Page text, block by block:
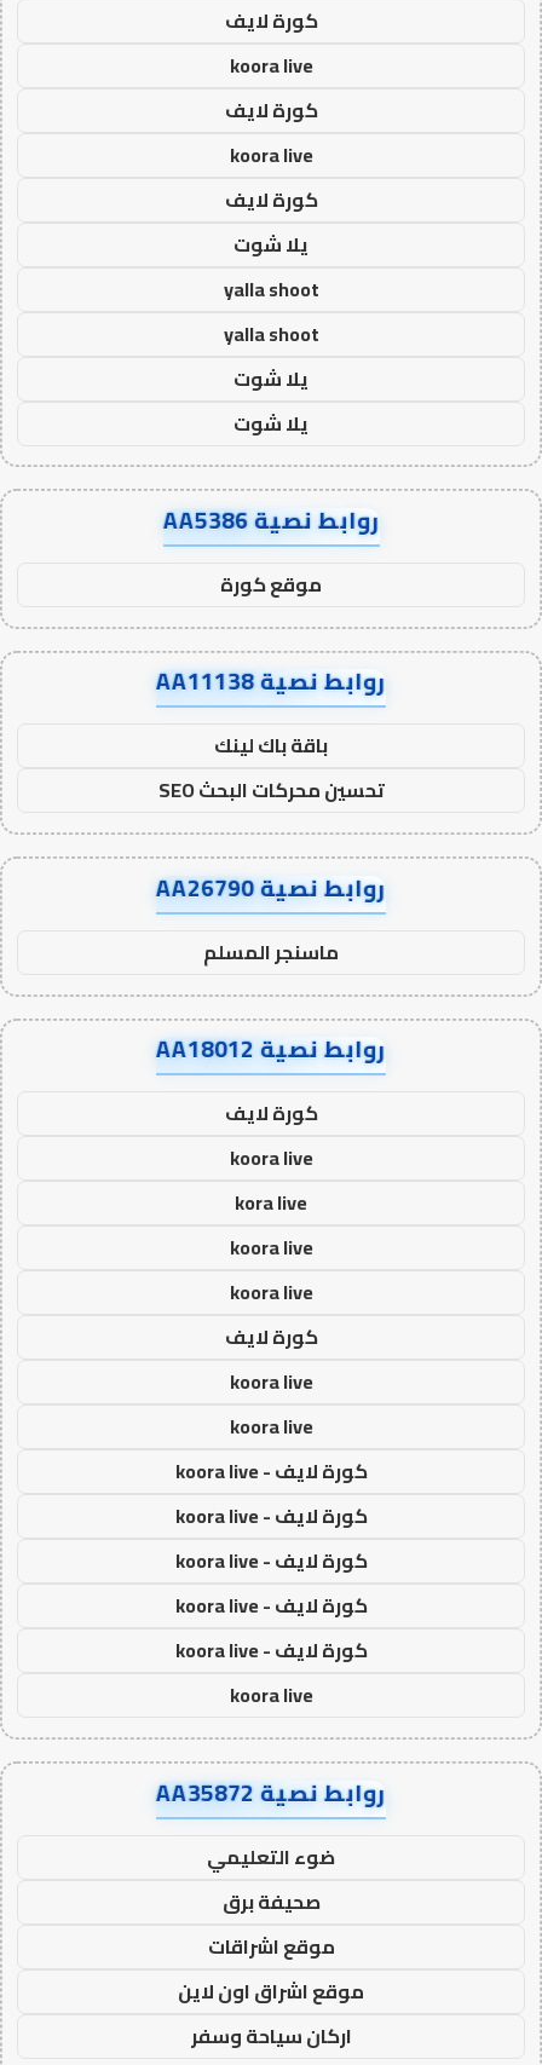
كورة لايف
koora live
كورة لايف
koora live
كورة لايف
يلا شوت
yalla shoot
yalla shoot
يلا شوت
يلا شوت
روابط نصية AA5386
موقع كورة
روابط نصية AA11138
باقة باك لينك
تحسين محركات البحث SEO
روابط نصية AA26790
ماسنجر المسلم
روابط نصية AA18012
كورة لايف
koora live
kora live
koora live
koora live
كورة لايف
koora live
koora live
كورة لايف - koora live
كورة لايف - koora live
كورة لايف - koora live
كورة لايف - koora live
كورة لايف - koora live
koora live
روابط نصية AA35872
ضوء التعليمي
صحيفة برق
موقع اشراقات
موقع اشراق اون لاين
اركان سياحة وسفر